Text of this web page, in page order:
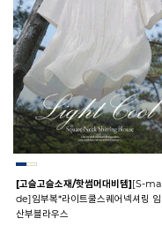
[고슬고슬소재/핫썸머대비템][S-ma
de]임부복*라이트쿨스퀘어넥셔링 임
산부블라우스